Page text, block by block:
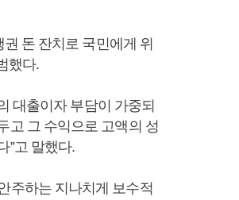
돈 잔치로 국민에게 위
했다.
대출이자 부담이 가중되
고 그 수익으로 고액의 성
”고 말했다.
주하는 지나치게 보수적